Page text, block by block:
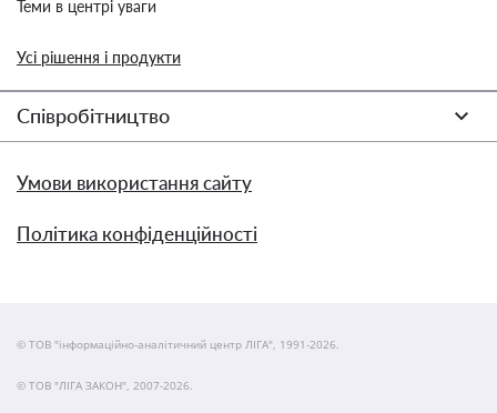
Теми в центрі уваги
Усі рішення і продукти
Співробітництво
Умови використання сайту
Політика конфіденційності
© ТОВ "інформаційно-аналітичний центр ЛІГА", 1991-2026.
© ТОВ "ЛІГА ЗАКОН", 2007-2026.